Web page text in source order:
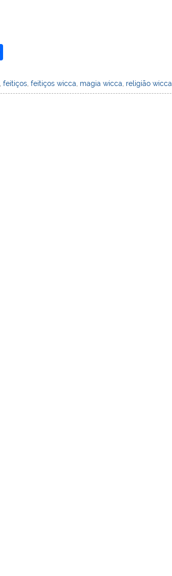
ar
,feitiços ,feitiços wicca magia wicca religião wicca